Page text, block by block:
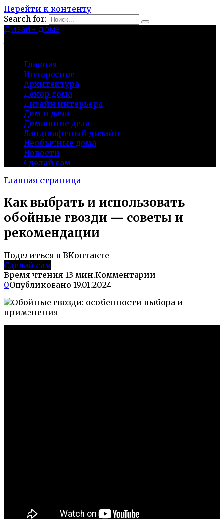
Перейти к контенту
Search for:
Дизайн дома
Главная
Интересное
Архитектура
Декор дома
Дизайн интерьера
Дом и дача
Домашние дела
Ландшафтный дизайн
Необычные дома
Новости
Сделай сам
Главная страница
Как выбрать и использовать
обойные гвозди — советы и
рекомендации
Поделиться в ВКонтакте
Сделай сам
Время чтения 13 мин.Комментарии
0Опубликовано 19.01.2024